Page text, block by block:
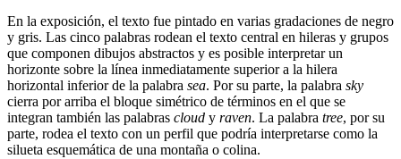
En la exposición, el texto fue pintado en varias gradaciones de negro
y gris. Las cinco palabras rodean el texto central en hileras y grupos
que componen dibujos abstractos y es posible interpretar un
horizonte sobre la línea inmediatamente superior a la hilera
horizontal inferior de la palabra sea. Por su parte, la palabra sky
cierra por arriba el bloque simétrico de términos en el que se
integran también las palabras cloud y raven. La palabra tree, por su
parte, rodea el texto con un perfil que podría interpretarse como la
silueta esquemática de una montaña o colina.